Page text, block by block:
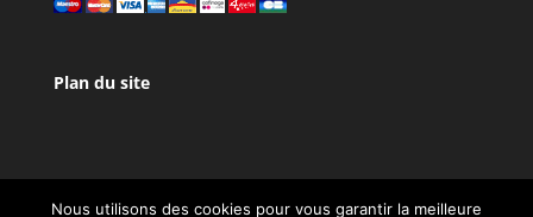
Plan du site
Nous utilisons des cookies pour vous garantir la meilleure